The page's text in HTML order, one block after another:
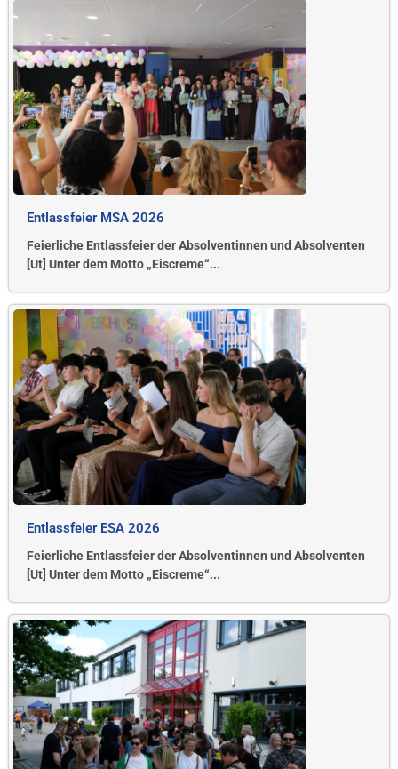
Entlassfeier MSA 2026
Feierliche Entlassfeier der Absolventinnen und Absolventen
[Ut] Unter dem Motto „Eiscreme“...
Entlassfeier ESA 2026
Feierliche Entlassfeier der Absolventinnen und Absolventen
[Ut] Unter dem Motto „Eiscreme“...